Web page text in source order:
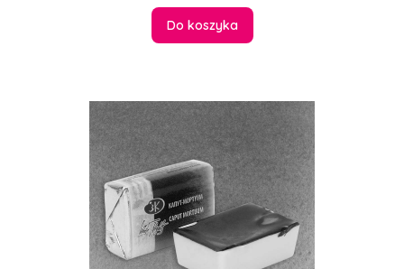
Do koszyka